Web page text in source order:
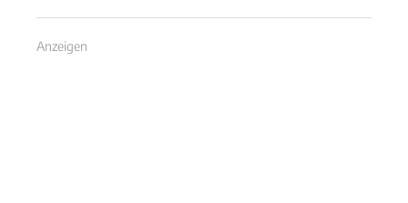
Anzeigen